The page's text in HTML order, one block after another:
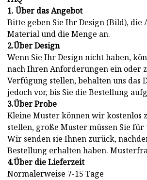
1. Über das Angebot
Bitte geben Sie Ihr Design (Bild), die
Material und die Menge an.
2.Über Design
Wenn Sie Ihr Design nicht haben,
nach Ihren Anforderungen ein oder
Verfügung stellen, behalten uns das
jedoch vor, bis Sie die Bestellung
3.Über Probe
Kleine Muster können wir kostenlos
stellen, große Muster müssen Sie für
Wir senden sie Ihnen zurück,
Bestellung erhalten haben.
4.Über die Lieferzeit
Normalerweise 7-15 Tage